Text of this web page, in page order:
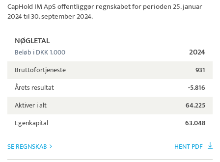
CapHold IM ApSoffentliggør regnskabet for perioden 25. januar
2024 til 30. september 2024.
NØGLETAL
Beløb i DKK 1.000 2024
Bruttofortjeneste
931
Årets resultat
-5.816
Aktiver i alt
64.225
Egenkapital
63.048
SE REGNSKAB HENT PDF